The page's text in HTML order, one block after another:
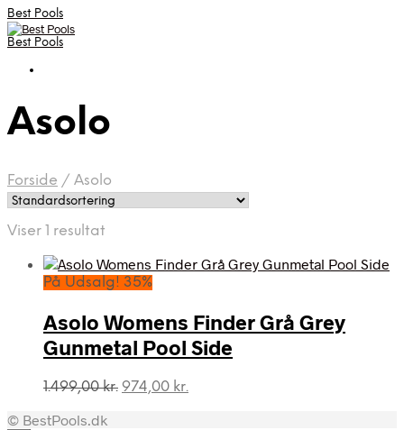
Best Pools
Best Pools
Asolo
Forside / Asolo
Viser 1 resultat
På Udsalg! 35%
Asolo Womens Finder Grå Grey
Gunmetal Pool Side
1.499,00kr. Den
974,00 kr.
© BestPools.dk